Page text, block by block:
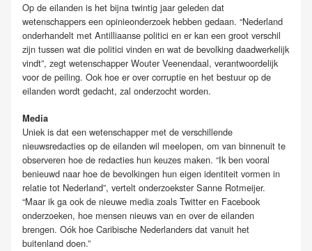
Op de eilanden is het bijna twintig jaar geleden dat
wetenschappers een opinieonderzoek hebben gedaan. “Nederland
onderhandelt met Antilliaanse politici en er kan een groot verschil
zijn tussen wat die politici vinden en wat de bevolking daadwerkelijk
vindt”, zegt wetenschapper Wouter Veenendaal, verantwoordelijk
voor de peiling. Ook hoe er over corruptie en het bestuur op de
eilanden wordt gedacht, zal onderzocht worden.
Media
Uniek is dat een wetenschapper met de verschillende
nieuwsredacties op de eilanden wil meelopen, om van binnenuit te
observeren hoe de redacties hun keuzes maken. “Ik ben vooral
benieuwd naar hoe de bevolkingen hun eigen identiteit vormen in
relatie tot Nederland”, vertelt onderzoekster Sanne Rotmeijer.
“Maar ik ga ook de nieuwe media zoals Twitter en Facebook
onderzoeken, hoe mensen nieuws van en over de eilanden
brengen. Oók hoe Caribische Nederlanders dat vanuit het
buitenland doen.”